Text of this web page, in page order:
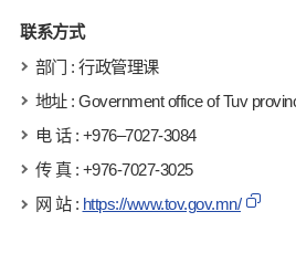
联系方式
部门 : 行政管理课
地址 : Government office of Tuv
电 话 : +976–7027-3084
传 真 : +976-7027-3025
网 站 : https://www.tov.gov.mn/